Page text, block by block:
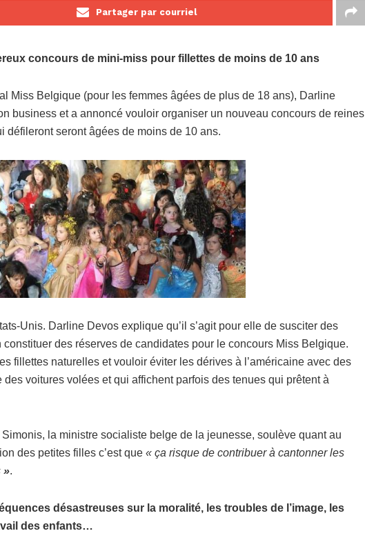
Partager par courriel
concours de mini-miss pour fillettes de moins de 10 ans
Miss Belgique (pour les femmes âgées de plus de 18 ans), Darline
business et a annoncé vouloir organiser un nouveau concours de reines
défileront seront âgées de moins de 10 ans.
Unis. Darline Devos explique qu’il s’agit pour elle de susciter des
des réserves de candidates pour le concours Miss Belgique.
fillettes naturelles et vouloir éviter les dérives à l’américaine avec des
voitures volées et qui affichent parfois des tenues qui prêtent à
la ministre socialiste belge de la jeunesse, soulève quant au
des petites filles c’est que « ça risque de contribuer à cantonner les
».
désastreuses sur la moralité, les troubles de l’image, les
des enfants…